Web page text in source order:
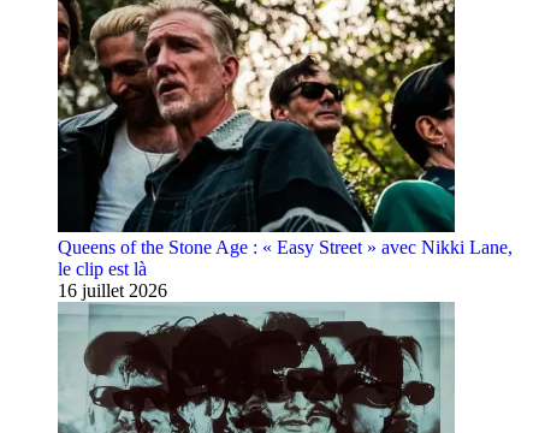
Queens of the Stone Age : « Easy Street » avec Nikki Lane,
le clip est là
16 juillet 2026